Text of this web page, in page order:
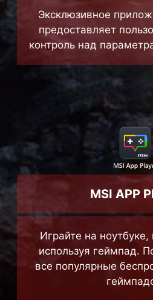
Эксклюзивное
предоставляет
контроль над
MSI APP
Играйте на ноутбуке,
используя геймпад.
все популярные